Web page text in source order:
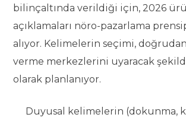
bilinçaltında verildiği için, 2026
açıklamaları nöro-pazarlama
alıyor. Kelimelerin seçimi,
verme merkezlerini uyaracak
olarak planlanıyor.
Duyusal kelimelerin (dokunma,